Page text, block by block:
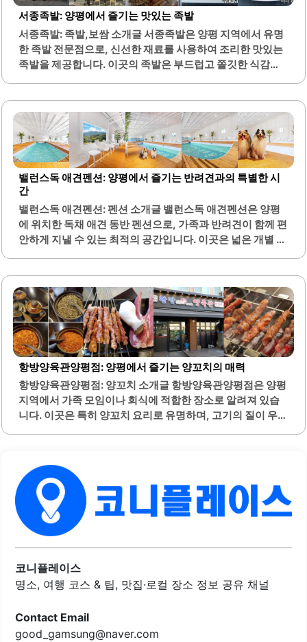
식감이 독특합니다. 또한, 기본에 충실한 동치미 막국수는 담
백하고 정갈한 맛으로 인기를 끌고 있습니다.두리봉막국수
는 친절한 서비스와 함께 맛있는 음식을 제공하여 방문객들
에게 좋은 경험을 선사합니다. 여름철에는 시원한 막국수로
더위를 식힐 수 있는 최적의 장소입니다. 이곳은 양평 지역에
서 막국수를 즐기기에 적합한 장소로,..
서종족발: 양평에서 즐기는 맛있는 족발
서종족발: 족발,보쌈 소개글 서종족발은 양평 지역에서 유명
한 족발 전문점으로, 신선한 재료를 사용하여 조리한 맛있는
족발을 제공합니다. 이곳의 족발은 부드럽고 쫄깃한 식감이
일품이며, 함께 나오는 물김치와의 조화가 뛰어납니다.서종
족발은 포장 주문이 가능하여, 집에서도 편리하게 맛있는 족
발을 즐길 수 있습니다. 매장 내부는 깔끔하고 쾌적하여, 식사
하기에 좋은 환경을 제공합니다. 친절한 서비스로 고객을 맞
이하며, 전화 주문 시에도 신속하고 친절한 응대를 받을 수 있
습니다.족발과 함께 제공되는 마늘, 양배추, 소면 양념은 족
발의 맛을 더욱 살려줍니다. 특히, 불족발과 일반 족발을 반반
으로 주문할 수 있어 다양한 맛을 경험할 수 있는 점이 매력적
입니다. 가족 단위..
밸런스독 애견펜션: 양평에서 즐기는 반려견과의 특별한 시
간
밸런스독 애견펜션: 펜션 소개글 밸런스독 애견펜션은 양평
에 위치한 독채 애견 동반 펜션으로, 가족과 반려견이 함께 편
안하게 지낼 수 있는 최적의 공간입니다. 이곳은 넓은 개별 운
관리되어 있으며, 온돌방과 침대가 다양하게 구비되어 있어
편안한 휴식을 취할 수 있습니다.특히, 수영장은 성인 골반까
지 오는 깊이로 설정되어 있어 반려견과 함께 즐기기에 적합
합니다. 수영장 주변에는 셀프 목욕장이 있어 수영 후 바로 씻
길 수 있는 편리함도 갖추고 있습니다. 또한, 바베큐 시설이
마련되어 있어 가족과 함께 즐거운 시간을 보낼 수 있습니다.
숙소는 서울 근교에 위치해 있어 접근성이 좋으며, 주변에 장
을 볼 수 있는..
항방양육관양평점: 양평에서 즐기는 양꼬치의 매력
항방양육관양평점: 양꼬치 소개글 항방양육관양평점은 양평
지역에서 가족 모임이나 회식에 적합한 장소로 알려져 있습
니다. 이곳은 특히 양꼬치 요리로 유명하며, 고기의 질이 우수
편안하게 대화하며 식사에 집중할 수 있습니다. 또한, 다양한
사이드 메뉴가 준비되어 있어 양꼬치와 함께 즐기기에 좋습
니다. 마라탕과 어향가지 등은 매콤하고 풍미가 뛰어나며, 식
사에 활력을 더해줍니다.이곳은 가족 단위 손님뿐만 아니라
친구들과의 모임에도 적합한 환경을 제공합니다. 내부는 넓
고 쾌적하여 여러 인원이 함께하기에 좋은 구조입니다. 주차
공간도 마련되어 있어 접근성이 뛰어납니다.양평역과 가까
운 위치에 있어 대중교통 이용도 용이합니다. 모든 메뉴는..
코니플레이스
명소, 여행 코스 & 팁, 맛집·로컬 장소 정보 공유 채널
Contact Email
good_gamsung@naver.com